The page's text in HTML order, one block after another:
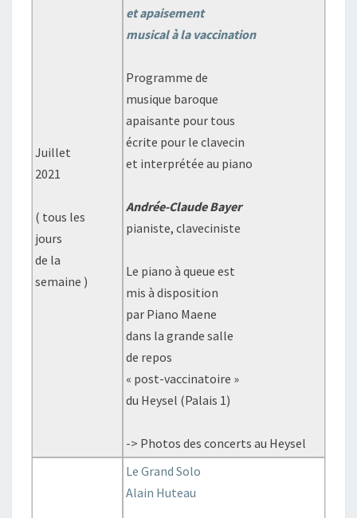
Juillet
2021
( tous les
jours
de la
semaine )
et apaisement
musical à la vaccination
Programme de
musique baroque
apaisante pour tous
écrite pour le clavecin
et interprétée au piano
Andrée-Claude Bayer
pianiste, claveciniste
Le piano à queue est
mis à disposition
par Piano Maene
dans la grande salle
de repos
« post-vaccinatoire »
du Heysel (Palais 1)
-> Photos des concerts au Heysel
Le Grand Solo
Alain Huteau